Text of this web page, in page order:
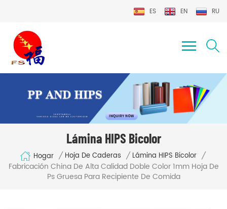
ES EN RU
Lámina HIPS Bicolor
Hogar / Hoja De Caderas / Lámina HIPS Bicolor /
Fabricación China De Alta Calidad Doble Color 1mm Hoja De
Ps Gruesa Para Recipiente De Comida